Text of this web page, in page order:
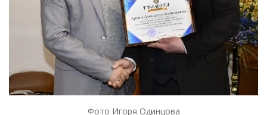
Фото Игоря Одинцова